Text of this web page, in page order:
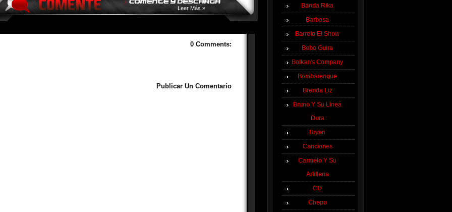
Leer Más »
0 Comments:
Publicar Un Comentario
Banda Rika
Barbosa
Barreto El Show
Bebo Guira
Bolkan's Company
Bombarengue
Brenda Liz
Bruno Y Su Linea
Dura
Bryan
Canciones
Carmelo Y Su
Artilleria
CD
Chepo